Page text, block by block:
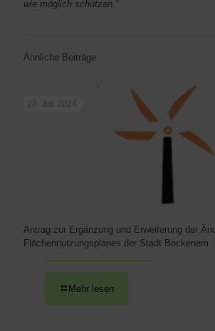
wie möglich schützen.“
Ähnliche Beiträge
28. Juli 2024
Antrag zur Ergänzung und Erweiterung der
Flächennutzungsplanes der Stadt Bockenem
Mehr lesen